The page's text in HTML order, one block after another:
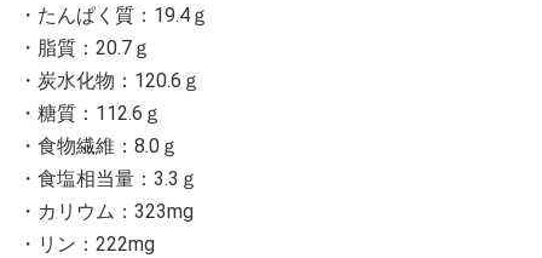
・たんぱく質：19.4ｇ
・脂質：20.7ｇ
・炭⽔化物：120.6ｇ
・糖質：112.6ｇ
・食物繊維：8.0ｇ
・⾷塩相当量：3.3ｇ
・カリウム：323mg
・リン：222mg